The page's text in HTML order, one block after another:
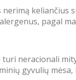
pagal
neracionali
gyvulių